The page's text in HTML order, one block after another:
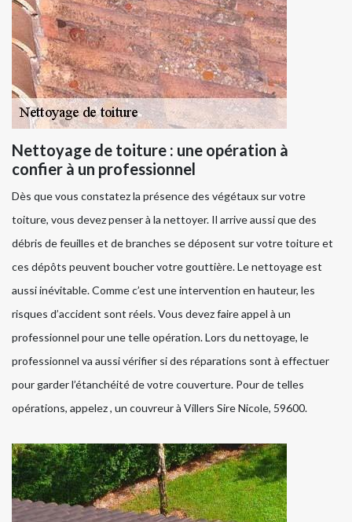
Nettoyage de toiture : une opération à
confier à un professionnel
Dès que vous constatez la présence des végétaux sur votre
toiture, vous devez penser à la nettoyer. Il arrive aussi que des
débris de feuilles et de branches se déposent sur votre toiture et
ces dépôts peuvent boucher votre gouttière. Le nettoyage est
aussi inévitable. Comme c’est une intervention en hauteur, les
risques d’accident sont réels. Vous devez faire appel à un
professionnel pour une telle opération. Lors du nettoyage, le
professionnel va aussi vérifier si des réparations sont à effectuer
pour garder l’étanchéité de votre couverture. Pour de telles
opérations, appelez , un couvreur à Villers Sire Nicole, 59600.